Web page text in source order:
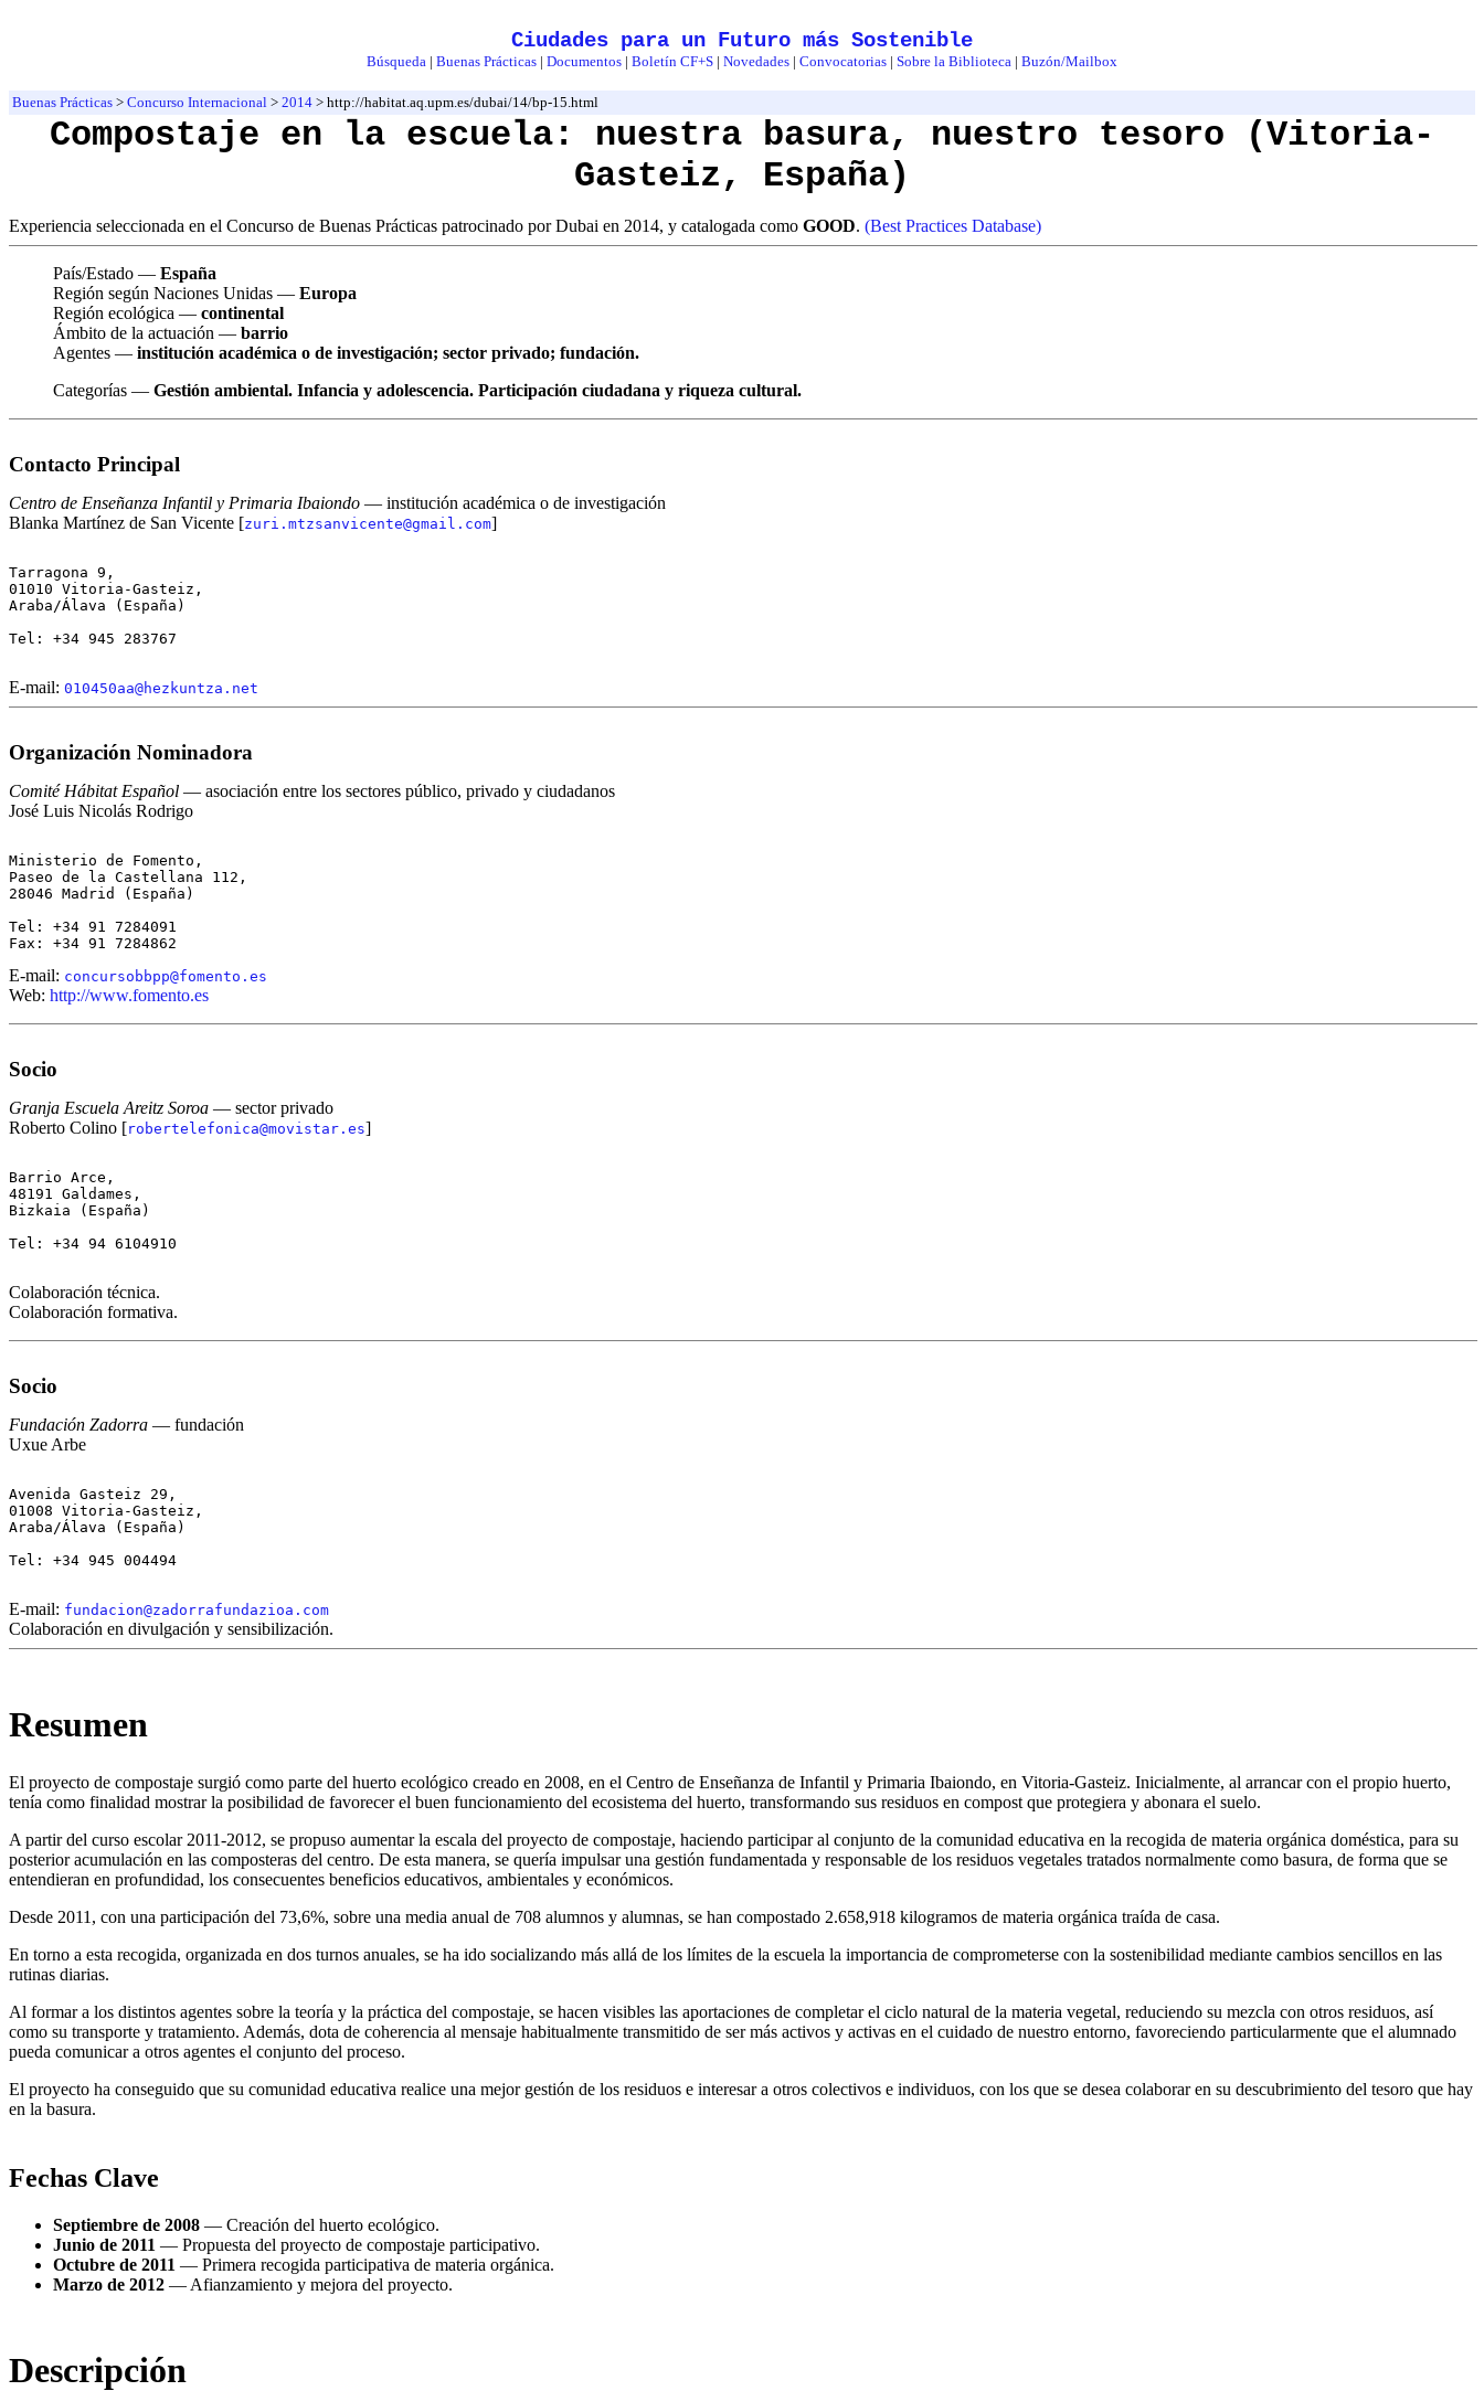
Ciudades para un Futuro más Sostenible
Búsqueda | Buenas Prácticas | Documentos | Boletín CF+S | Novedades | Convocatorias | Sobre la Biblioteca | Buzón/Mailbox
Buenas Prácticas > Concurso Internacional > 2014 > http://habitat.aq.upm.es/dubai/14/bp-15.html
Compostaje en la escuela: nuestra basura, nuestro tesoro (Vitoria-
Gasteiz, España)
Experiencia seleccionada en el Concurso de Buenas Prácticas patrocinado por Dubai en 2014, y catalogada como GOOD. (Best Practices Database)
País/Estado — España
Región según Naciones Unidas — Europa
Región ecológica — continental
Ámbito de la actuación — barrio
Agentes — institución académica o de investigación; sector privado; fundación.
Categorías — Gestión ambiental. Infancia y adolescencia. Participación ciudadana y riqueza cultural.
Contacto Principal
Centro de Enseñanza Infantil y Primaria Ibaiondo — institución académica o de investigación
Blanka Martínez de San Vicente [zuri.mtzsanvicente@gmail.com]
Tarragona 9,
01010 Vitoria-Gasteiz,
Araba/Álava (España)
Tel: +34 945 283767
E-mail: 010450aa@hezkuntza.net
Organización Nominadora
Comité Hábitat Español — asociación entre los sectores público, privado y ciudadanos
José Luis Nicolás Rodrigo
Ministerio de Fomento,
Paseo de la Castellana 112,
28046 Madrid (España)
Tel: +34 91 7284091
E-mail: concursobbpp@fomento.es
Web: http://www.fomento.es
Socio
Granja Escuela Areitz Soroa — sector privado
Roberto Colino [robertelefonica@movistar.es]
Barrio Arce,
48191 Galdames,
Bizkaia (España)
Tel: +34 94 6104910
Colaboración técnica.
Colaboración formativa.
Socio
Fundación Zadorra — fundación
Uxue Arbe
Avenida Gasteiz 29,
01008 Vitoria-Gasteiz,
Araba/Álava (España)
Tel: +34 945 004494
E-mail: fundacion@zadorrafundazioa.com
Colaboración en divulgación y sensibilización.
Resumen
El proyecto de compostaje surgió como parte del huerto ecológico creado en 2008, en el Centro de Enseñanza de Infantil y Primaria Ibaiondo, en Vitoria-Gasteiz. Inicialmente, al arrancar con el propio huerto,
tenía como finalidad mostrar la posibilidad de favorecer el buen funcionamiento del ecosistema del huerto, transformando sus residuos en compost que protegiera y abonara el suelo.
A partir del curso escolar 2011-2012, se propuso aumentar la escala del proyecto de compostaje, haciendo participar al conjunto de la comunidad educativa en la recogida de materia orgánica doméstica, para su
posterior acumulación en las composteras del centro. De esta manera, se quería impulsar una gestión fundamentada y responsable de los residuos vegetales tratados normalmente como basura, de forma que se
entendieran en profundidad, los consecuentes beneficios educativos, ambientales y económicos.
Desde 2011, con una participación del 73,6%, sobre una media anual de 708 alumnos y alumnas, se han compostado 2.658,918 kilogramos de materia orgánica traída de casa.
En torno a esta recogida, organizada en dos turnos anuales, se ha ido socializando más allá de los límites de la escuela la importancia de comprometerse con la sostenibilidad mediante cambios sencillos en las
rutinas diarias.
Al formar a los distintos agentes sobre la teoría y la práctica del compostaje, se hacen visibles las aportaciones de completar el ciclo natural de la materia vegetal, reduciendo su mezcla con otros residuos, así
como su transporte y tratamiento. Además, dota de coherencia al mensaje habitualmente transmitido de ser más activos y activas en el cuidado de nuestro entorno, favoreciendo particularmente que el alumnado
pueda comunicar a otros agentes el conjunto del proceso.
El proyecto ha conseguido que su comunidad educativa realice una mejor gestión de los residuos e interesar a otros colectivos e individuos, con los que se desea colaborar en su descubrimiento del tesoro que hay
en la basura.
Fechas Clave
Septiembre de 2008 — Creación del huerto ecológico.
Junio de 2011 — Propuesta del proyecto de compostaje participativo.
Octubre de 2011 — Primera recogida participativa de materia orgánica.
Marzo de 2012 — Afianzamiento y mejora del proyecto.
Descripción